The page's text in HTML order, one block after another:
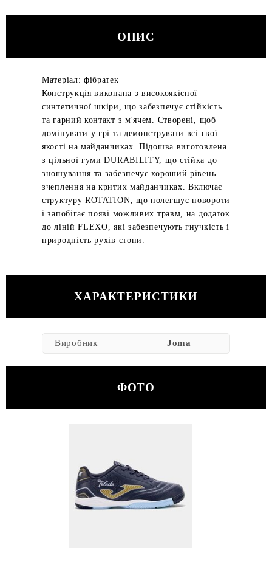
ОПИС
Матеріал: фібратек
Конструкція виконана з високоякісної
синтетичної шкіри, що забезпечує стійкість
та гарний контакт з м'ячем. Створені, щоб
домінувати у грі та демонструвати всі свої
якості на майданчиках. Підошва виготовлена
з цільної гуми DURABILITY, що стійка до
зношування та забезпечує хороший рівень
зчеплення на критих майданчиках. Включає
структуру ROTATION, що полегшує повороти
і запобігає появі можливих травм, на додаток
до ліній FLEXO, які забезпечують гнучкість і
природність рухів стопи.
ХАРАКТЕРИСТИКИ
Виробник Joma
ФОТО